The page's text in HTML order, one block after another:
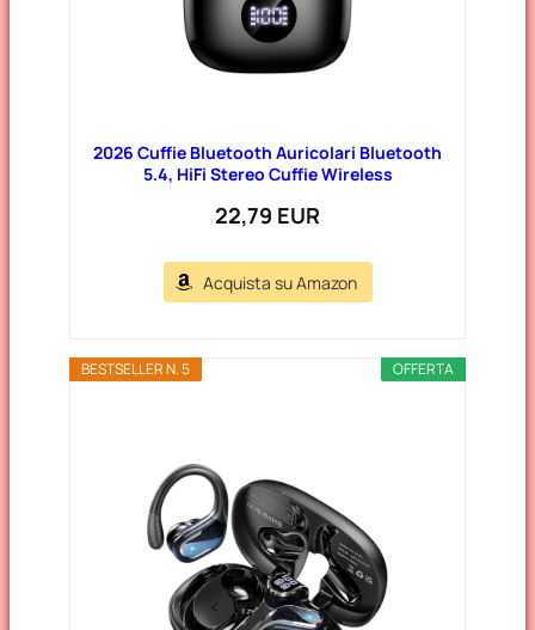
2026 Cuffie Bluetooth Auricolari Bluetooth
5.4, HiFi Stereo Cuffie Wireless
22,79 EUR
Acquista su Amazon
OFFERTA
BESTSELLER N. 5